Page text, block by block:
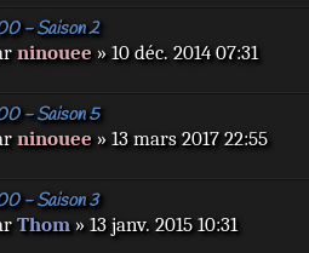
- Saison 2
ninouee » 10 déc. 2014 07:31
- Saison 5
ninouee » 13 mars 2017 22:55
- Saison 3
Thom» 13 janv. 2015 10:31